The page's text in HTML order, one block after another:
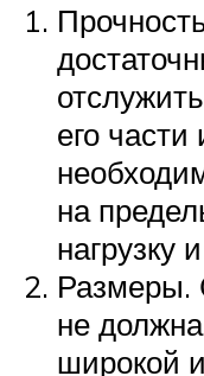
его
на
нагрузку
Размеры.
не
широкой